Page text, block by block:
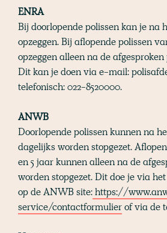
ENRA
Bij doorlopende polissen kan je na
opzeggen. Bij aflopende polissen
opzeggen alleen na de
Dit kan je doen via e-mail:
telefonisch: 022-8520000.
ANWB
Doorlopende polissen kunnen na
dagelijks worden stopgezet.
en 5 jaar kunnen alleen na de
worden stopgezet. Dit doe je via
op de ANWB site:https://
service/contactformulierof via de